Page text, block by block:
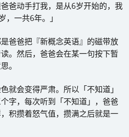
爸动手打我，是从6岁开始的，我
，一共6年。」
爸爸把『新概念英语』的磁带放
。然后，爸爸会在某一句按下暂
。
就会变得严肃。所以「不知道」
字，每次听到「不知道」，爸爸
积攒着怒气值，攒满之后就是一